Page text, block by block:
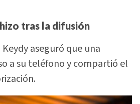
tras la difusión
aseguró que una
a su teléfono y compartió el